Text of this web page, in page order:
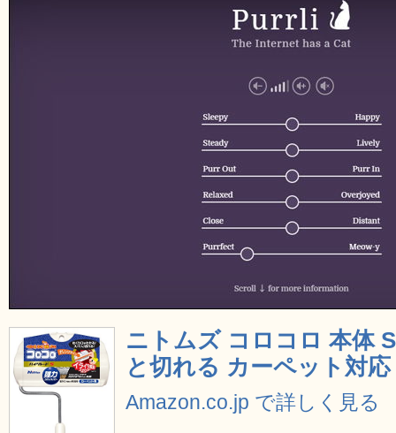
ニトムズ コロコロ 本体
と切れる カーペット対
Amazon.co.jp で詳しく見る